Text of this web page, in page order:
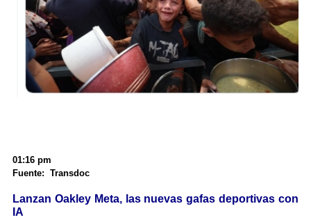
01:16 pm
Fuente: Transdoc
Lanzan Oakley Meta, las nuevas gafas deportivas con
IA